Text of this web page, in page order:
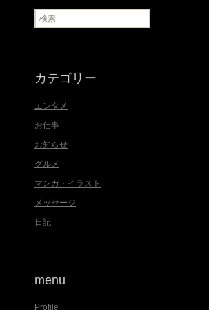
ブ
検
索
カテゴリー
エンタメ
お仕事
お知らせ
グルメ
マンガ・イラスト
メッセージ
日記
menu
Profile